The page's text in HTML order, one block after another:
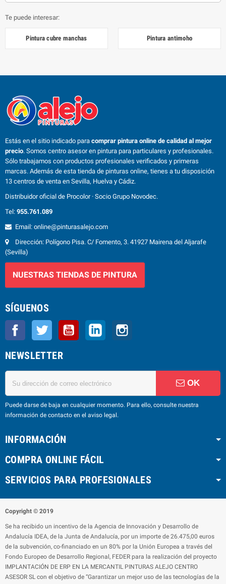
Te puede interesar:
Pintura cubre manchas Pintura antimoho
Estás en el sitio indicado para comprar pintura online de calidad al mejor
precio. Somos centro asesor en pintura para particulares y profesionales.
Sólo trabajamos con productos profesionales verificados y primeras
marcas. Además de esta tienda de pinturas online, tienes a tu disposición
13 centros de venta en Sevilla, Huelva y Cádiz.
Distribuidor oficial de Procolor · Socio Grupo Novodec.
Tel: 955.761.089
Email: online@pinturasalejo.com
Dirección: Polígono Pisa. C/ Fomento, 3. 41927 Mairena del Aljarafe
(Sevilla)
NUESTRAS TIENDAS DE PINTURA
SÍGUENOS
Facebook Twitter YouTube LinkedIn
NEWSLETTER
OK
Puede darse de baja en cualquier momento. Para ello, consulte nuestra
información de contacto en el aviso legal.
INFORMACIÓN
COMPRA ONLINE FÁCIL
SERVICIOS PARA PROFESIONALES
Copyright © 2019
Se ha recibido un incentivo de la Agencia de Innovación y Desarrollo de
Andalucía IDEA, de la Junta de Andalucía, por un importe de 26.475,00 euros
de la subvención, co-financiado en un 80% por la Unión Europea a través del
Fondo Europeo de Desarrollo Regional, FEDER para la realización del proyecto
IMPLANTACIÓN DE ERP EN LA MERCANTIL PINTURAS ALEJO CENTRO
ASESOR SL con el objetivo de “Garantizar un mejor uso de las tecnologías de la